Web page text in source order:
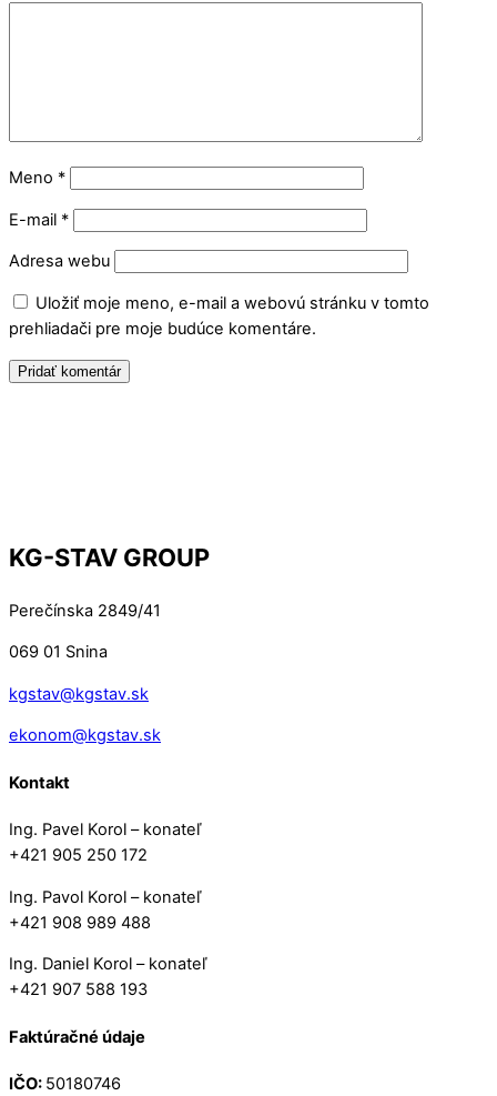
Meno *
E-mail *
Adresa webu
Uložiť moje meno, e-mail a webovú stránku v tomto
prehliadači pre moje budúce komentáre.
KG-STAV GROUP
Perečínska 2849/41
069 01 Snina
kgstav@kgstav.sk
ekonom@kgstav.sk
Kontakt
Ing. Pavel Korol – konateľ
+421 905 250 172
Ing. Pavol Korol – konateľ
+421 908 989 488
Ing. Daniel Korol – konateľ
+421 907 588 193
Faktúračné údaje
IČO: 50180746